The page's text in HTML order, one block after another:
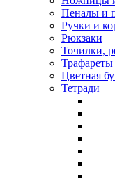
Пеналы и
Ручки и
Рюкзаки
Точилки,
Цветная
Тетради